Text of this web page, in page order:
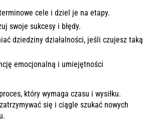
cele i dziel je na etapy.
swoje sukcesy i błędy.
dziedziny działalności, jeśli czujesz taką
emocjonalną i umiejętności
który wymaga czasu i wysiłku.
się i ciągle szukać nowych